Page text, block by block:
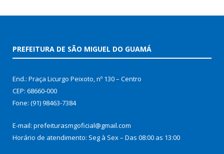
PREFEITURA DE SÃO MIGUEL DO GUAMÁ
End.: Praça Licurgo Peixoto, nº 130 – Centro
CEP: 68660-000
Fone: (91) 98463-7384
E-mail: prefeiturasmgoficial@gmail.com
Horário de atendimento: Seg à Sex – Das 08:00 as 13:00